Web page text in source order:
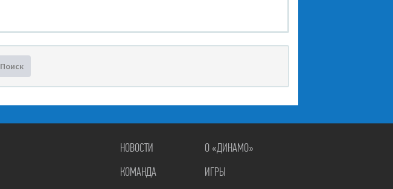
Поиск
НОВОСТИ
О «ДИНАМО»
КОМАНДА
ИГРЫ